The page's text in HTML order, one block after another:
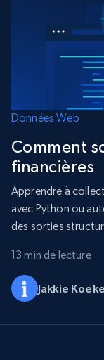
Données Web
Comment
financières
Apprendre à
avec Python ou
des sorties
13 min de lecture
Jakkie